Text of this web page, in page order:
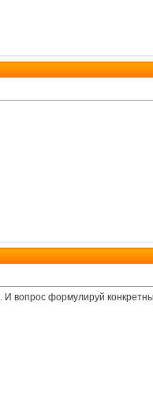
. И вопрос формулируй